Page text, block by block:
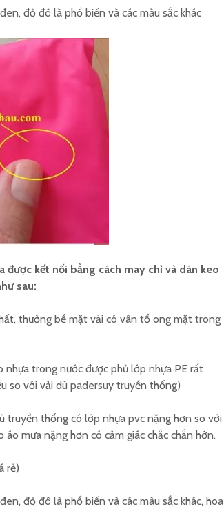
đỏ đô là phổ biến và các màu sắc khác
được kết nối bằng cách may chỉ và dán keo
sau:
thường bề mặt vải có vân tổ ong mặt trong
nhựa trong nước được phủ lớp nhựa PE rất
so với vải dù padersuy truyền thống)
truyền thống có lớp nhựa pvc nặng hơn so với
mưa nặng hơn có cảm giác chắc chắn hớn.
rẻ)
đỏ đô là phổ biến và các màu sắc khác, hoa